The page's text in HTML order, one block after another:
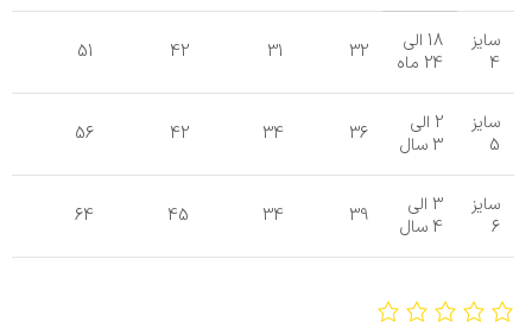
سایز
4
18 الی
24 ماه
32
31
42
51
سایز
5
2 الی
3 سال
36
34
42
56
سایز
6
3 الی
4 سال
39
34
45
64